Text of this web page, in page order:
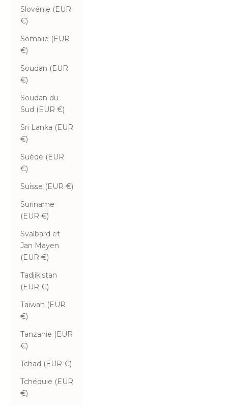
Slovénie (EUR
€)
Somalie (EUR
€)
Soudan (EUR
€)
Soudan du
Sud (EUR €)
Sri Lanka (EUR
€)
Suède (EUR
€)
Suisse (EUR €)
Suriname
(EUR €)
Svalbard et
Jan Mayen
(EUR €)
Tadjikistan
(EUR €)
Taïwan (EUR
€)
Tanzanie (EUR
€)
Tchad (EUR €)
Tchéquie (EUR
€)